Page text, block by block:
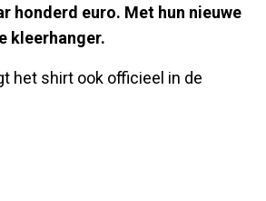
honderd euro. Met hun nieuwe
kleerhanger.
het shirt ook officieel in de